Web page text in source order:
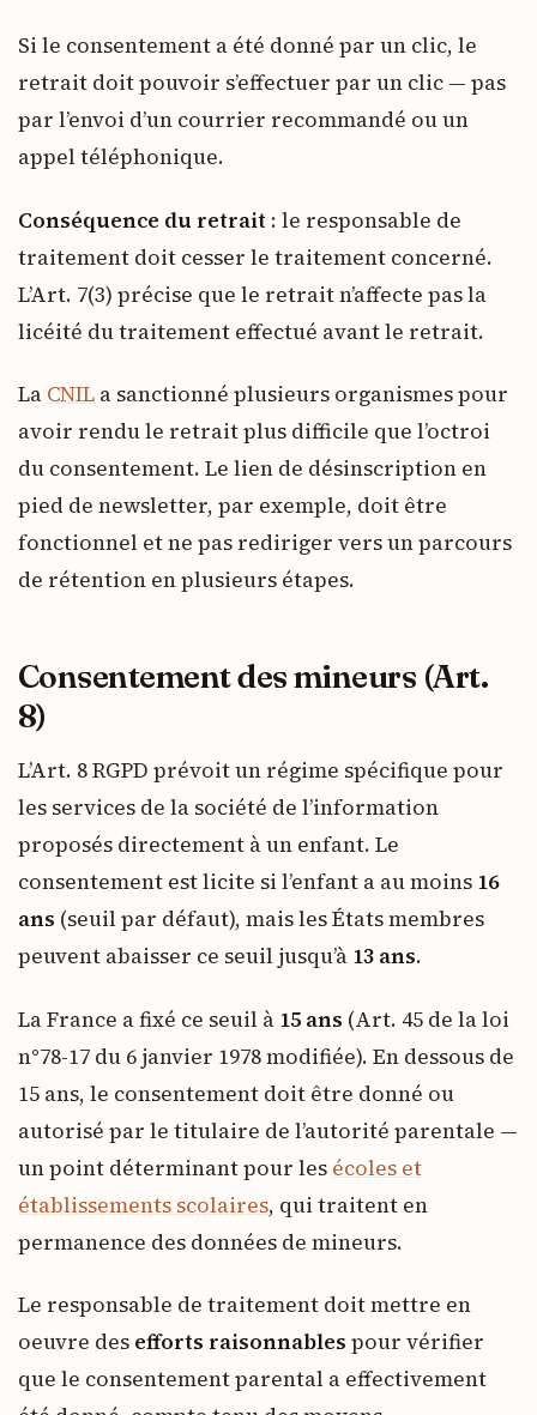
Si le consentement a été donné par un clic, le
retrait doit pouvoir s’effectuer par un clic — pas
par l’envoi d’un courrier recommandé ou un
appel téléphonique.
Conséquence du retrait : le responsable de
traitement doit cesser le traitement concerné.
L’Art. 7(3) précise que le retrait n’affecte pas la
licéité du traitement effectué avant le retrait.
La CNIL a sanctionné plusieurs organismes pour
avoir rendu le retrait plus difficile que l’octroi
du consentement. Le lien de désinscription en
pied de newsletter, par exemple, doit être
fonctionnel et ne pas rediriger vers un parcours
de rétention en plusieurs étapes.
Consentement des mineurs (Art.
8)
L’Art. 8 RGPD prévoit un régime spécifique pour
les services de la société de l’information
proposés directement à un enfant. Le
consentement est licite si l’enfant a au moins 16
ans (seuil par défaut), mais les États membres
peuvent abaisser ce seuil jusqu’à 13 ans.
La France a fixé ce seuil à 15 ans (Art. 45 de la loi
n°78-17 du 6 janvier 1978 modifiée). En dessous de
15 ans, le consentement doit être donné ou
autorisé par le titulaire de l’autorité parentale —
un point déterminant pour les écoles et
établissements scolaires, qui traitent en
permanence des données de mineurs.
Le responsable de traitement doit mettre en
oeuvre des efforts raisonnables pour vérifier
que le consentement parental a effectivement